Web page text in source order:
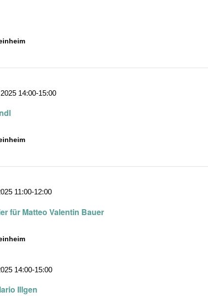
14:00-15:00
für Matteo Valentin Bauer
11:00-12:00
Illgen
14:00-15:00